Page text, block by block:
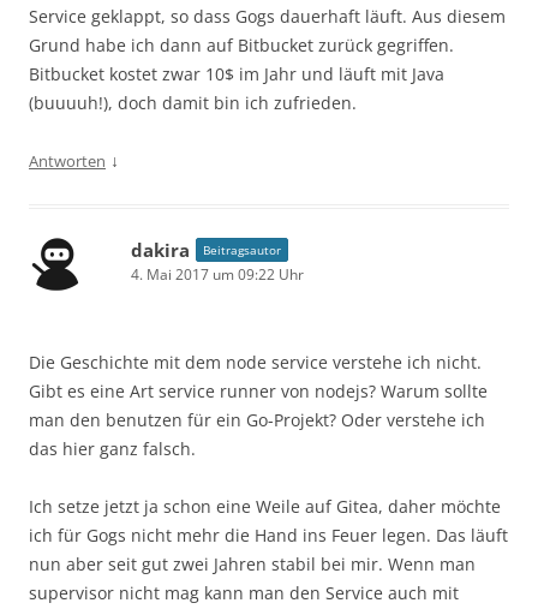
Service geklappt, so dass Gogs dauerhaft läuft. Aus diesem
Grund habe ich dann auf Bitbucket zurück gegriffen.
Bitbucket kostet zwar 10$ im Jahr und läuft mit Java
(buuuuh!), doch damit bin ich zufrieden.
Antworten ↓
dakira Beitragsautor
4. Mai 2017 um 09:22 Uhr
Die Geschichte mit dem node service verstehe ich nicht.
Gibt es eine Art service runner von nodejs? Warum sollte
man den benutzen für ein Go-Projekt? Oder verstehe ich
das hier ganz falsch.
Ich setze jetzt ja schon eine Weile auf Gitea, daher möchte
ich für Gogs nicht mehr die Hand ins Feuer legen. Das läuft
nun aber seit gut zwei Jahren stabil bei mir. Wenn man
supervisor nicht mag kann man den Service auch mit